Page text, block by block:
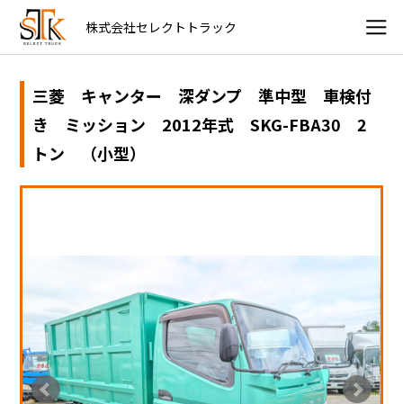
株式会社セレクトトラック
三菱 キャンター 深ダンプ 準中型 車検付
き ミッション 2012年式 SKG-FBA30 2
トン （小型）